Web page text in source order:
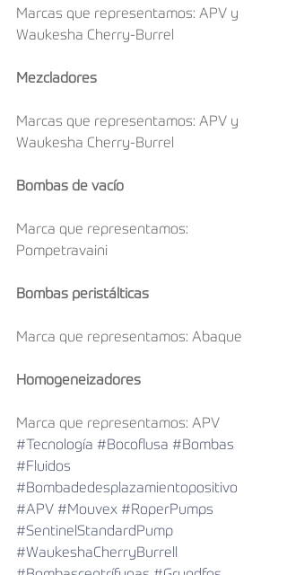
Marcas que representamos: APV y
Waukesha Cherry-Burrel
Mezcladores
Marcas que representamos: APV y
Waukesha Cherry-Burrel
Bombas de vacío
Marca que representamos:
Pompetravaini
Bombas peristálticas
Marca que representamos: Abaque
Homogeneizadores
Marca que representamos: APV
#Tecnología #Bocoflusa #Bombas
#Fluidos
#Bombadedesplazamientopositivo
#APV #Mouvex #RoperPumps
#SentinelStandardPump
#WaukeshaCherryBurrell